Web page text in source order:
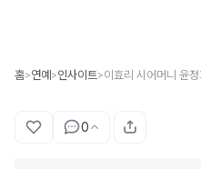
홈>연예 >인사이트>
0